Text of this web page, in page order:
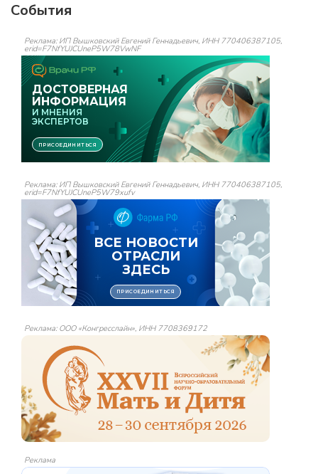
События
Реклама: ИП Вышковский Евгений Геннадьевич, ИНН 770406387105,
erid=F7NfYUJCUneP5W78VwNF
Реклама: ИП Вышковский Евгений Геннадьевич, ИНН 770406387105,
erid=F7NfYUJCUneP5W79xufv
Реклама: ООО «Конгресслайн», ИНН 7708369172
Реклама